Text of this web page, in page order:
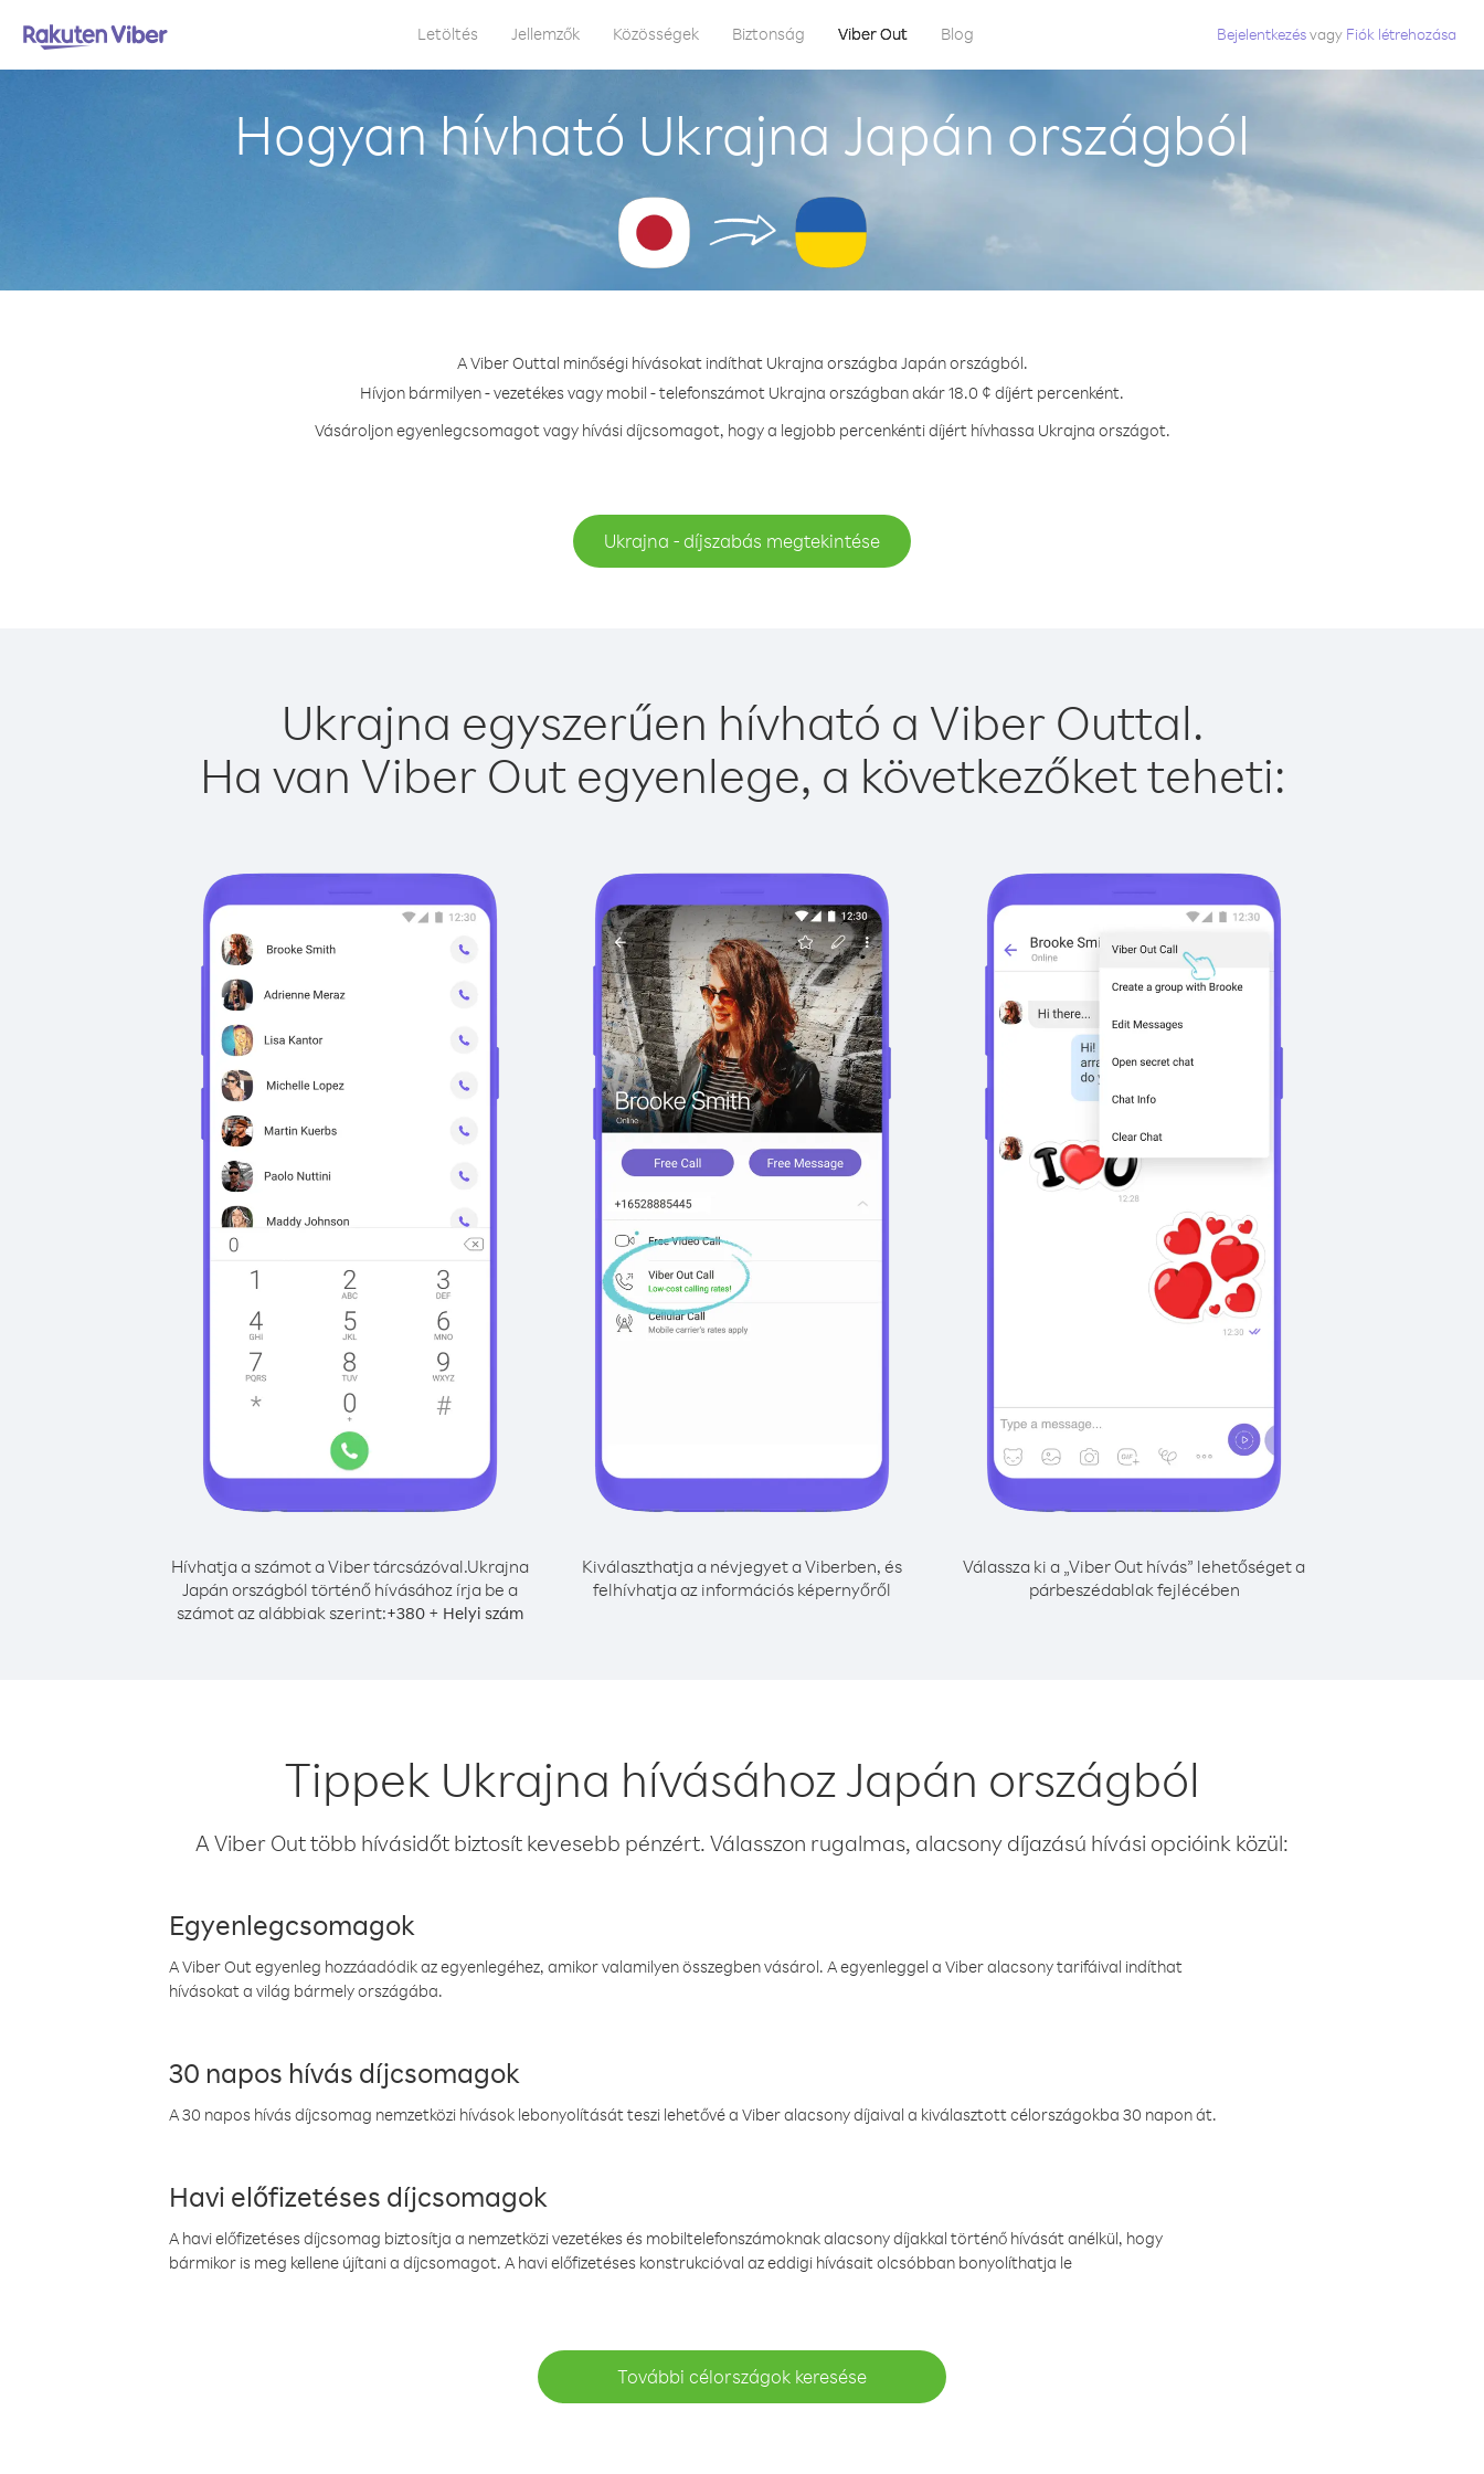
Letöltés Jellemzők Közösségek Biztonság Viber Out Blog Bejelentkezésvagy Fiók létrehozása
Hogyan hívható Ukrajna Japán országból
A Viber Outtal minőségi hívásokat indíthat Ukrajna országba Japán országból.
Hívjon bármilyen - vezetékes vagy mobil - telefonszámot Ukrajna országban akár 18.0 ¢ díjért percenként.
Vásároljon egyenlegcsomagot vagy hívási díjcsomagot, hogy a legjobb percenkénti díjért hívhassa Ukrajna országot.
Ukrajna - díjszabás megtekintése
Ukrajna egyszerűen hívható a Viber Outtal.
Ha van Viber Out egyenlege, a következőket teheti:
Hívhatja a számot a Viber tárcsázóval.Ukrajna
Japán országból történő hívásához írja be a
számot az alábbiak szerint:+380 + Helyi szám
Kiválaszthatja a névjegyet a Viberben, és
felhívhatja az információs képernyőről
Válassza ki a „Viber Out hívás” lehetőséget a
párbeszédablak fejlécében
Tippek Ukrajna hívásához Japán országból
A Viber Out több hívásidőt biztosít kevesebb pénzért. Válasszon rugalmas, alacsony díjazású hívási opcióink közül:
Egyenlegcsomagok
A Viber Out egyenleg hozzáadódik az egyenlegéhez, amikor valamilyen összegben vásárol. A egyenleggel a Viber alacsony tarifáival indíthat
hívásokat a világ bármely országába.
30 napos hívás díjcsomagok
A 30 napos hívás díjcsomag nemzetközi hívások lebonyolítását teszi lehetővé a Viber alacsony díjaival a kiválasztott célországokba 30 napon át.
Havi előfizetéses díjcsomagok
A havi előfizetéses díjcsomag biztosítja a nemzetközi vezetékes és mobiltelefonszámoknak alacsony díjakkal történő hívását anélkül, hogy
bármikor is meg kellene újítani a díjcsomagot. A havi előfizetéses konstrukcióval az eddigi hívásait olcsóbban bonyolíthatja le
További célországok keresése